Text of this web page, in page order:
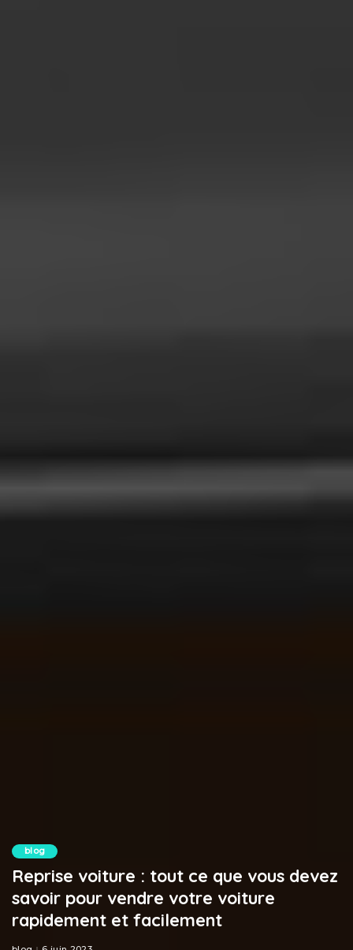
blog
Reprise voiture : tout ce que vous devez
savoir pour vendre votre voiture
rapidement et facilement